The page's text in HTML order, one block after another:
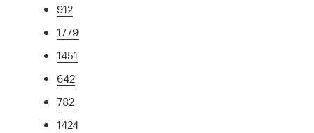
912
1779
1451
642
782
1424